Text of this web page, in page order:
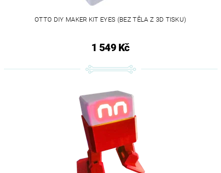
OTTO DIY MAKER KIT EYES (BEZ TĚLA Z 3D TISKU)
1 549 Kč